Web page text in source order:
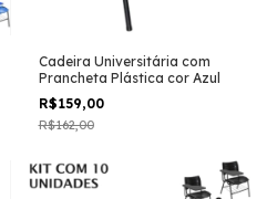
Cadeira Universitária com
Prancheta Plástica cor Azul
R$159,00
R$162,00